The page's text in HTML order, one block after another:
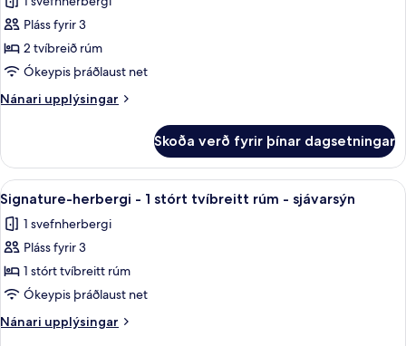
borgarsýn
myndir
fyrir
Herbergi
-
2
tvíbreið
-
borgarsýn
Pláss fyrir 3
2 tvíbreið rúm
Ókeypis þráðlaust net
Nánari upplýsingar
Nánari
-
tvíbreið
rúm
borgarsýn
Skoða verð fyrir þínar dagsetningar
Skoða
allar
myndir
fyrir
Signature-
herbergi
-
1
Rúmföt af bestu gerð, míníbar,
6
Signature-herbergi - 1 stórt tvíbreitt rúm - sjávarsýn
1 svefnherbergi
Pláss fyrir 3
1 stórt tvíbreitt rúm
Ókeypis þráðlaust net
Nánari upplýsingar
Nánari